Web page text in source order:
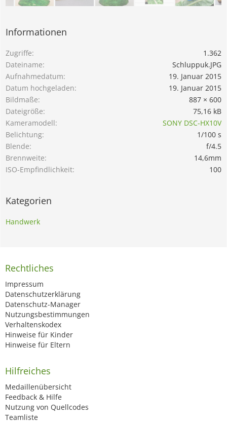
Informationen
Zugriffe
1.362
Dateiname
Schluppuk.JPG
Aufnahmedatum
19. Januar 2015
Datum hochgeladen
19. Januar 2015
Bildmaße
887 × 600
Dateigröße
75,16 kB
Kameramodell
SONY DSC-HX10V
Belichtung
1/100 s
Blende
f/4.5
Brennweite
14,6mm
ISO-Empfindlichkeit
100
Kategorien
Handwerk
Rechtliches
Impressum
Datenschutzerklärung
Datenschutz-Manager
Nutzungsbestimmungen
Verhaltenskodex
Hinweise für Kinder
Hinweise für Eltern
Hilfreiches
Medaillenübersicht
Feedback & Hilfe
Nutzung von Quellcodes
Teamliste